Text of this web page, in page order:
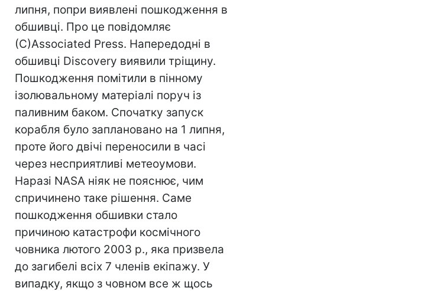
липня, попри виявлені пошкодження в
обшивці. Про це повідомляє
(С)Associated Press. Напередодні в
обшивці Discovery виявили тріщину.
Пошкодження помітили в пінному
ізолювальному матеріалі поруч із
паливним баком. Спочатку запуск
корабля було заплановано на 1 липня,
проте його двічі переносили в часі
через несприятливі метеоумови.
Наразі NASA ніяк не пояснює, чим
спричинено таке рішення. Саме
пошкодження обшивки стало
причиною катастрофи космічного
човника лютого 2003 р., яка призвела
до загибелі всіх 7 членів екіпажу. У
випадку, якщо з човном все ж щось